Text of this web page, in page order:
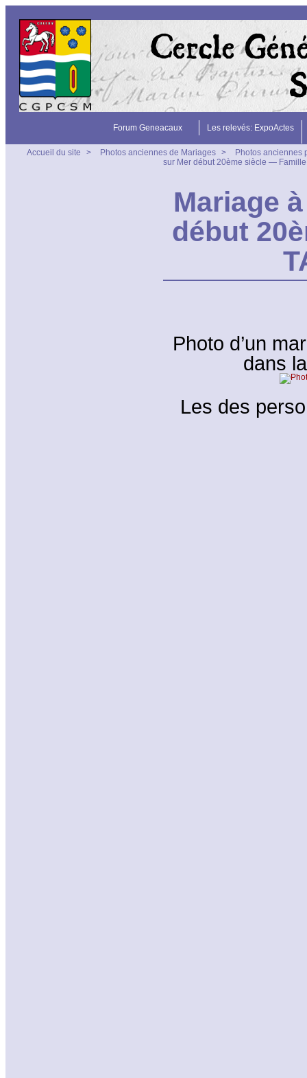
Forum Geneacaux Les relevés: ExpoActes
Accueil du site > Photos anciennes de Mariages >
Photos anciennes
sur Mer début 20ème siècle — Famille
Mariage
début
Photo d’un
dans
Les des